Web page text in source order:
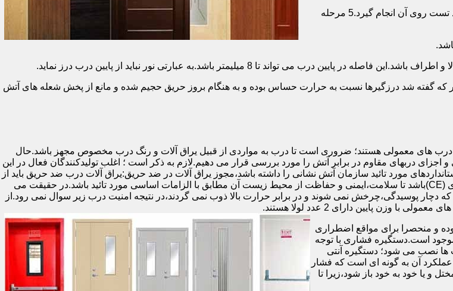
برای حصول اطمینان از عملکرد دربهای ضد حریق مطابق با دسته بندی و مقاومت آن ها،باید تست روی آن انجام گیرد.5 مرحله
که گفته شد درزگیرها نسبت به حرارت حساس بوده و به هنگام بروز حریق حجیم شده و مانع از پخش شعله های آتش
های معمولی هستند؛ ضروری است تا درب به مواردی از قبیل یراق آلات و رنگ درب مخصوص مجهز باشد.حال
اجزای دربهای مقاوم در برابر آتش را مورد بررسی قرار می دهیم.لازم به ذکر است ؛ اغلب تولیدکنندگان فعال در این
مورد تائید سازمان آتش نشانی را داشته باشد،مجوز یراق آلات در ضد حریق:یراق آلات درب ضد حریق باید از
مقاومت بالایی برخوردار باشند:لولای در ضد حریق :لولای این درب ها باید دارای نشان سی ای (CE)باشد تا سلامت،ایمنی و حفاظت از محیط زیست آن مطابق با الزامات اساسی مورد تائید باشد.در حقیقت می
پوسیدگی،چرخش نمی شوند و در برابر حرارت بالا ذوب نمی گردند،در نتیجه امنیت درب زیر سوال نمی رود.از
و منحصرا برای مواقع اضطراری
است.دستگیره فشاری با توجه
ها نصب می شود؛ دستگیره آنتی
آن به گونه ای است که فشار
و یا خود به خود باز شود،زیرا تا